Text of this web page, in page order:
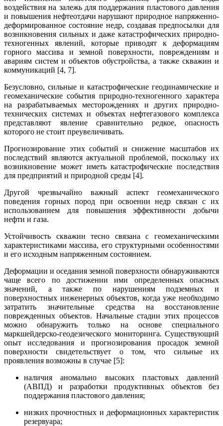
воздействия на залежь для поддержания пластового давления
и повышения нефтеотдачи нарушают природное напряженно-
деформированное состояние недр, создавая предпосылки для
возникновения сильных и даже катастрофических природно-
техногенных явлений, которые приводят к деформациям
горного массива и земной поверхности, повреждениям и
авариям систем и объектов обустройства, а также скважин и
коммуникаций [4, 7].
Безусловно, сильные и катастрофические геодинамические и
геомеханические события природно-техногенного характера
на разрабатываемых месторождениях и других природно-
технических системах и объектах нефтегазового комплекса
представляют явление сравнительно редкое, опасность
которого не стоит преувеличивать.
Прогнозирование этих событий и снижение масштабов их
последствий являются актуальной проблемой, поскольку их
возникновение может иметь катастрофические последствия
для предприятий и природной среды [4].
Другой чрезвычайно важный аспект геомеханического
поведения горных пород при освоении недр связан с их
использованием для повышения эффективности добычи
нефти и газа.
Устойчивость скважин тесно связана с геомеханическими
характеристиками массива, его структурными особенностями
и его исходным напряженным состоянием.
Деформации и оседания земной поверхности обнаруживаются
чаще всего по достижении ими определенных опасных
значений, а также по нарушениям подземных и
поверхностных инженерных объектов, когда уже необходимо
затратить значительные средства на восстановление
поврежденных объектов. Начальные стадии этих процессов
можно обнаружить только на основе специального
маркшейдерско-геодезического мониторинга. Существующий
опыт исследования и прогнозирования просадок земной
поверхности свидетельствует о том, что сильные их
проявления возможны в случае [5]:
наличия аномально высоких пластовых давлений
(АВПД) и разработки продуктивных объектов без
поддержания пластового давления;
низких прочностных и деформационных характеристик
резервуара;